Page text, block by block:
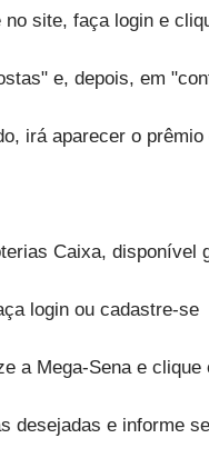
site, faça login e
e, depois, em
irá aparecer o
Caixa, disponível
login ou cadastre-se
a Mega-Sena e clique
desejadas e informe